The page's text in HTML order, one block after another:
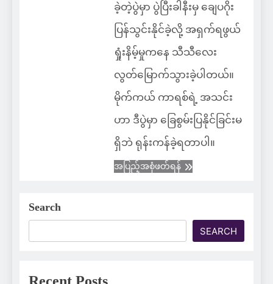
ခဲ့တဲ့ပွဲမှာ ပွဲပြီးခါနီးမှ ချေပဂိုး
ပြန်သွင်းနိုင်ခဲ့လို့ အရှက်ရဖွယ်
ရှုံးနိမ့်မှုကနေ သီသီလေး
လွတ်မြောက်သွားခဲ့ပါတယ်။
မိုက်ကယ် ကာရစ်ရဲ့ အသင်း
ဟာ ဒီပွဲမှာ ခြေစွမ်းပြနိုင်ခြင်းမ
ရှိဘဲ ရုန်းကန်ခဲ့ရတာပါ။
အပြည့်အစုံဖတ်ရန်
Search
SEARCH